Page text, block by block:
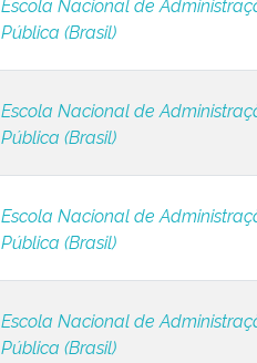
Pública (Brasil)
Escola Nacional de
Pública (Brasil)
Escola Nacional de
Pública (Brasil)
Escola Nacional de
Pública (Brasil)